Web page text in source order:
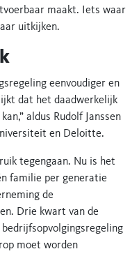
maakt. Iets waar
uitkijken.
eenvoudiger en
dat het daadwerkelijk
aldus Rudolf Janssen
en Deloitte.
tegengaan. Nu is het
familie per generatie
de
Drie kwart van de
moet worden